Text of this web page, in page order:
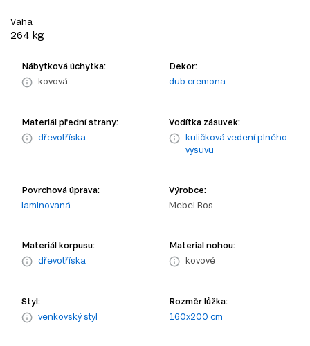
Váha
264 kg
Nábytková úchytka:
kovová
Dekor:
dub cremona
Materiál přední strany:
dřevotříska
Vodítka zásuvek:
kuličková vedení plného
výsuvu
Povrchová úprava:
laminovaná
Výrobce:
Mebel Bos
Materiál korpusu:
dřevotříska
Material nohou:
kovové
Styl:
venkovský styl
Rozměr lůžka:
160x200 cm